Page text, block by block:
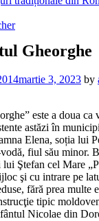
Gheorghe
martie 3, 2023 by
este a doua ca
astăzi în
Elena, soția lui
fiul său minor.
Ştefan cel Mare
şi cu intrare pe
fără prea multe
tipic
Nicolae din